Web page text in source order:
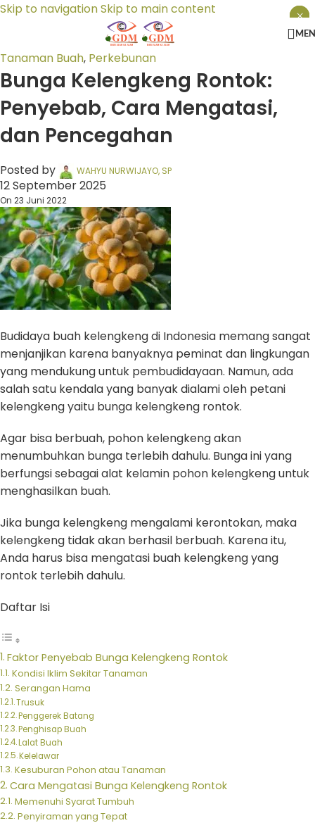
Skip to navigationSkip to main content
Tanaman Buah, Perkebunan
Bunga Kelengkeng Rontok:
Penyebab, Cara Mengatasi,
dan Pencegahan
Posted by WAHYU NURWIJAYO, SP
12 September 2025
On 23 Juni 2022
Budidaya buah kelengkeng di Indonesia memang sangat
menjanjikan karena banyaknya peminat dan lingkungan
yang mendukung untuk pembudidayaan. Namun, ada
salah satu kendala yang banyak dialami oleh petani
kelengkeng yaitu bunga kelengkeng rontok.
Agar bisa berbuah, pohon kelengkeng akan
menumbuhkan bunga terlebih dahulu. Bunga ini yang
berfungsi sebagai alat kelamin pohon kelengkeng untuk
menghasilkan buah.
Jika bunga kelengkeng mengalami kerontokan, maka
kelengkeng tidak akan berhasil berbuah. Karena itu,
Anda harus bisa mengatasi buah kelengkeng yang
rontok terlebih dahulu.
Daftar Isi
Faktor Penyebab Bunga Kelengkeng Rontok
Kondisi Iklim Sekitar Tanaman
Serangan Hama
Trusuk
Penggerek Batang
Penghisap Buah
Lalat Buah
Kelelawar
Kesuburan Pohon atau Tanaman
Cara Mengatasi Bunga Kelengkeng Rontok
Memenuhi Syarat Tumbuh
Penyiraman yang Tepat
×
×
×